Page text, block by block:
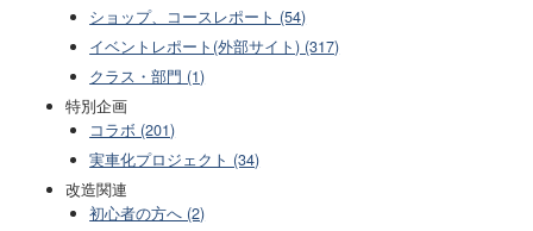
ショップ、コースレポート (54)
イベントレポート(外部サイト) (317)
クラス・部門 (1)
特別企画
コラボ (201)
実車化プロジェクト (34)
改造関連
初心者の方へ (2)